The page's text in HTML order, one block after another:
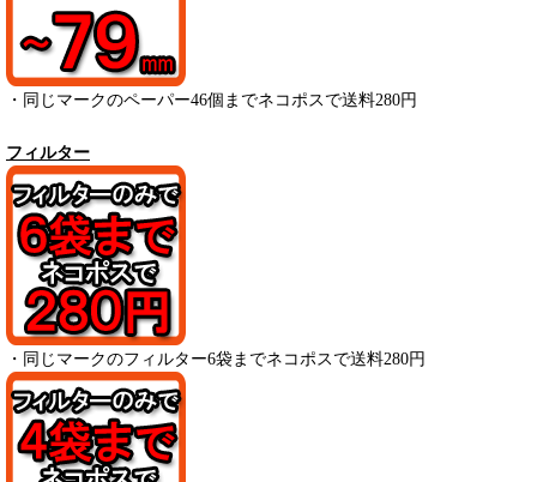
・ 同じマークのペーパー46個までネコポスで送料280円
フィルター
・ 同じマークのフィルター6袋までネコポスで送料280円